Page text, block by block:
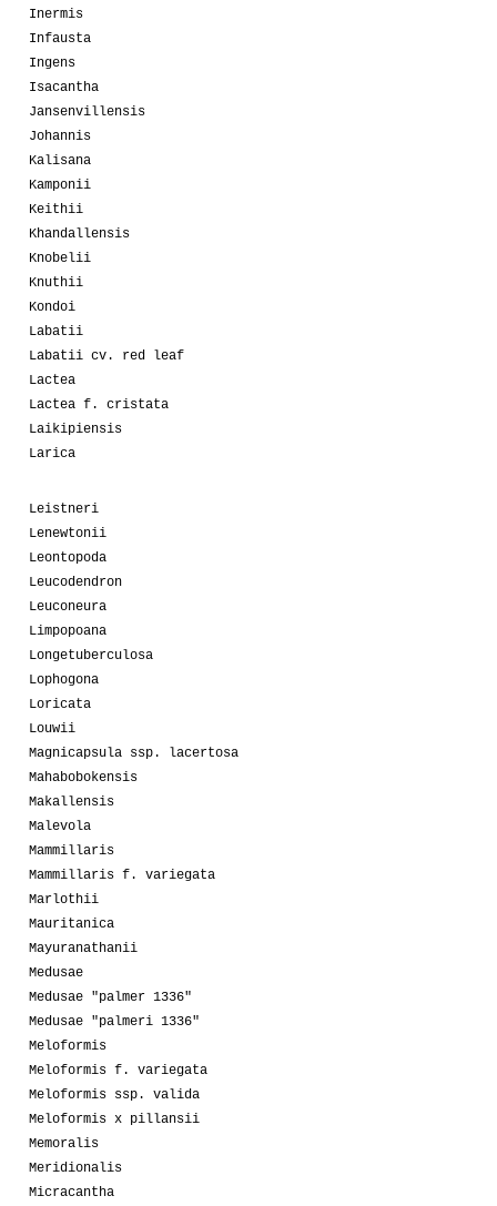
Inermis
Infausta
Ingens
Isacantha
Jansenvillensis
Johannis
Kalisana
Kamponii
Keithii
Khandallensis
Knobelii
Knuthii
Kondoi
Labatii
Labatii cv. red leaf
Lactea
Lactea f. cristata
Laikipiensis
Larica
Leistneri
Lenewtonii
Leontopoda
Leucodendron
Leuconeura
Limpopoana
Longetuberculosa
Lophogona
Loricata
Louwii
Magnicapsula ssp. lacertosa
Mahabobokensis
Makallensis
Malevola
Mammillaris
Mammillaris f. variegata
Marlothii
Mauritanica
Mayuranathanii
Medusae
Medusae "palmer 1336"
Medusae "palmeri 1336"
Meloformis
Meloformis f. variegata
Meloformis ssp. valida
Meloformis x pillansii
Memoralis
Meridionalis
Micracantha